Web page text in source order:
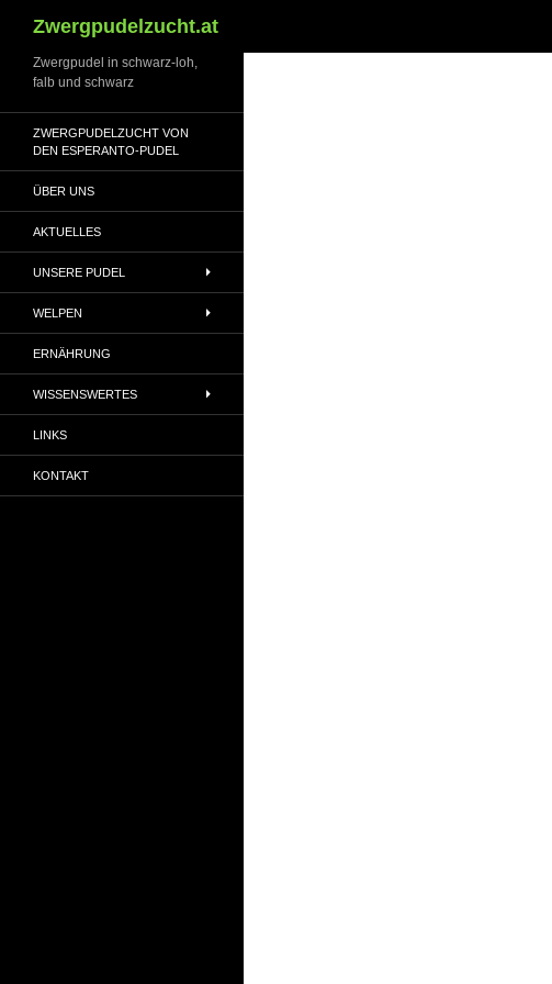
Zwergpudelzucht.at
Zwergpudel in schwarz-loh,
falb und schwarz
ZWERGPUDELZUCHT VON
DEN ESPERANTO-PUDEL
ÜBER UNS
AKTUELLES
UNSERE PUDEL
WELPEN
ERNÄHRUNG
WISSENSWERTES
LINKS
KONTAKT